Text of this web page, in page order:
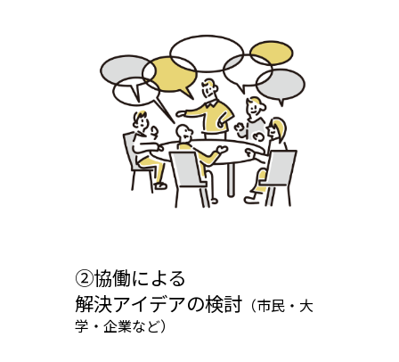
②協働による
解決アイデアの検討 （市民・大
学・企業など）